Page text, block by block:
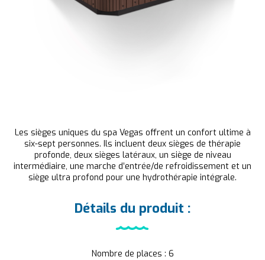
Les sièges uniques du spa Vegas offrent un confort ultime à
six-sept personnes. Ils incluent deux sièges de thérapie
profonde, deux sièges latéraux, un siège de niveau
intermédiaire, une marche d’entrée/de refroidissement et un
siège ultra profond pour une hydrothérapie intégrale.
Détails du produit :
Nombre de places : 6